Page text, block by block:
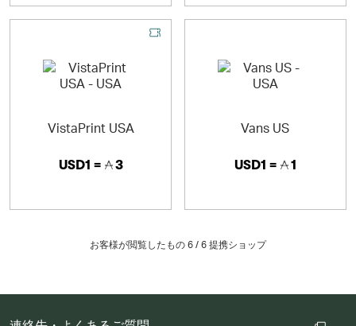
VistaPrint USA
USD1 = 3
Vans US
USD1 = 1
お客様が閲覧したもの 6 / 6 提携ショップ